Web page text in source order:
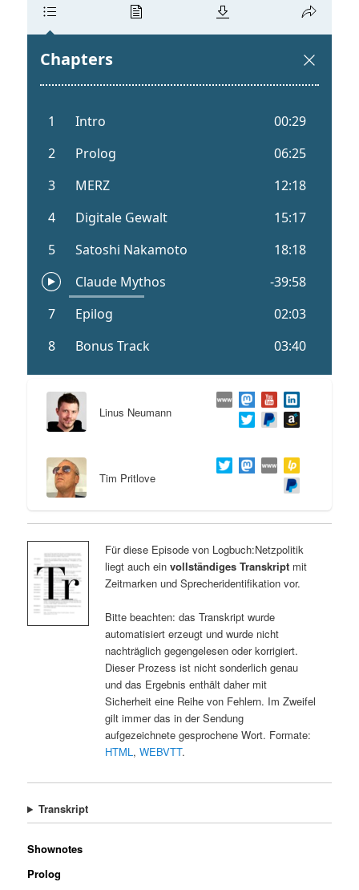
Linus Neumann
Tim Pritlove
Für diese Episode von Logbuch:Netzpolitik
liegt auch ein vollständiges Transkriptmit
Zeitmarken und Sprecheridentifikation vor.
Bitte beachten: das Transkript wurde
automatisiert erzeugt und wurde nicht
nachträglich gegengelesen oder korrigiert.
Dieser Prozess ist nicht sonderlich genau
und das Ergebnis enthält daher mit
Sicherheit eine Reihe von Fehlern. Im Zweifel
gilt immer das in der Sendung
aufgezeichnete gesprochene Wort. Formate:
HTML, WEBVTT.
Transkript
Shownotes
Prolog